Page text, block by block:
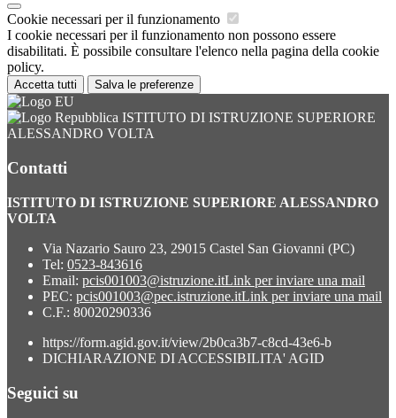
Cookie necessari per il funzionamento
I cookie necessari per il funzionamento non possono essere
disabilitati. È possibile consultare l'elenco nella pagina della cookie
policy.
Accetta tutti Salva le preferenze
ISTITUTO DI ISTRUZIONE SUPERIORE
ALESSANDRO VOLTA
Contatti
ISTITUTO DI ISTRUZIONE SUPERIORE ALESSANDRO
VOLTA
Via Nazario Sauro 23, 29015 Castel San Giovanni (PC)
Tel: 0523-843616
Email: pcis001003@istruzione.itLink per inviare una mail
PEC: pcis001003@pec.istruzione.itLink per inviare una mail
C.F.: 80020290336
https://form.agid.gov.it/view/2b0ca3b7-c8cd-43e6-b
DICHIARAZIONE DI ACCESSIBILITA' AGID
Seguici su